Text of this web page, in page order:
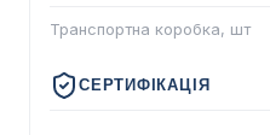
Транспортна коробка, шт
СЕРТИФІКАЦІЯ